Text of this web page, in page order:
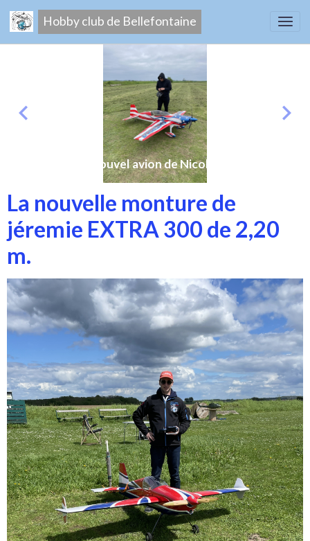
Hobby club de Bellefontaine
Nouvel avion de Nicolas
La nouvelle monture de
jéremie EXTRA 300 de 2,20
m.